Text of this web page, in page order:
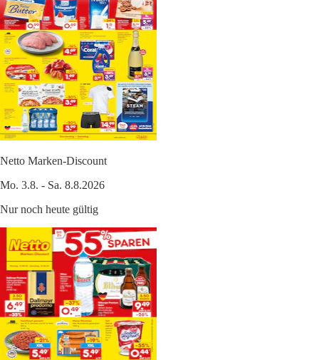
Netto Marken-Discount
Mo. 3.8. - Sa. 8.8.2026
Nur noch heute gültig